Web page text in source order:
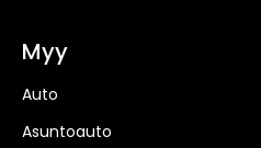
Myy
Auto
Asuntoauto